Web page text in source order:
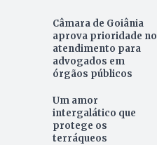
Câmara de Goiânia
aprova prioridade no
atendimento para
advogados em
órgãos públicos
Um amor
intergalático que
protege os
terráqueos